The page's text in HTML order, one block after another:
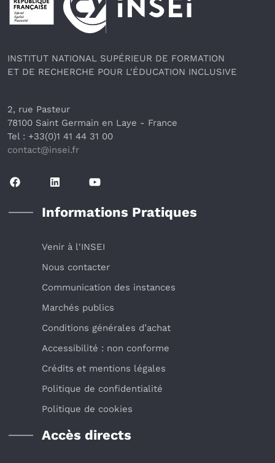
INSTITUT NATIONAL SUPÉRIEUR DE FORMATION
ET DE RECHERCHE POUR L'ÉDUCATION INCLUSIVE
2, rue Pasteur
78100 Saint Germain en Laye - France
Tel : +33(0)1 41 44 31 00
contact@insei.fr
Informations Pratiques
Venir à l'INSEI
Nous contacter
Communication des instances
Marchés publics
Conditions générales d’achat
Accessibilité : non conforme
Crédits et mentions légales
Politique de confidentialité
Politique de cookies
Accès directs